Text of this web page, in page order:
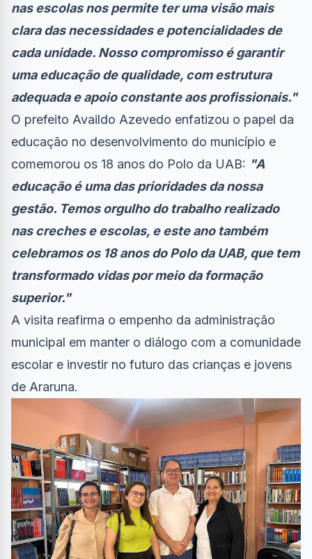
nas escolas nos permite ter uma visão mais
clara das necessidades e potencialidades de
cada unidade. Nosso compromisso é garantir
uma educação de qualidade, com estrutura
adequada e apoio constante aos profissionais."
O prefeito Availdo Azevedo enfatizou o papel da
educação no desenvolvimento do município e
comemorou os 18 anos do Polo da UAB: "A
educação é uma das prioridades da nossa
gestão. Temos orgulho do trabalho realizado
nas creches e escolas, e este ano também
celebramos os 18 anos do Polo da UAB, que tem
transformado vidas por meio da formação
superior."
A visita reafirma o empenho da administração
municipal em manter o diálogo com a comunidade
escolar e investir no futuro das crianças e jovens
de Araruna.